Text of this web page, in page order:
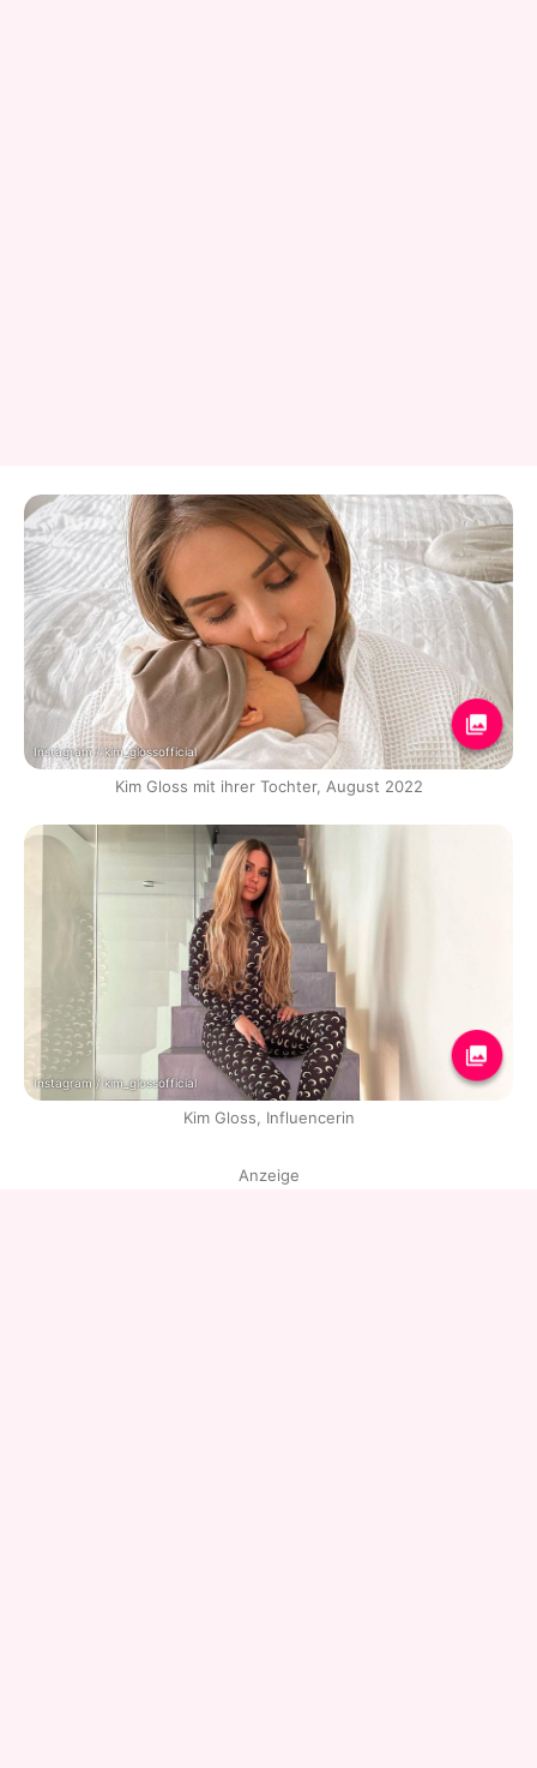
Instagram / kim_glossofficial
Kim Gloss mit ihrer Tochter, August 2022
Instagram / kim_glossofficial
Kim Gloss, Influencerin
Anzeige